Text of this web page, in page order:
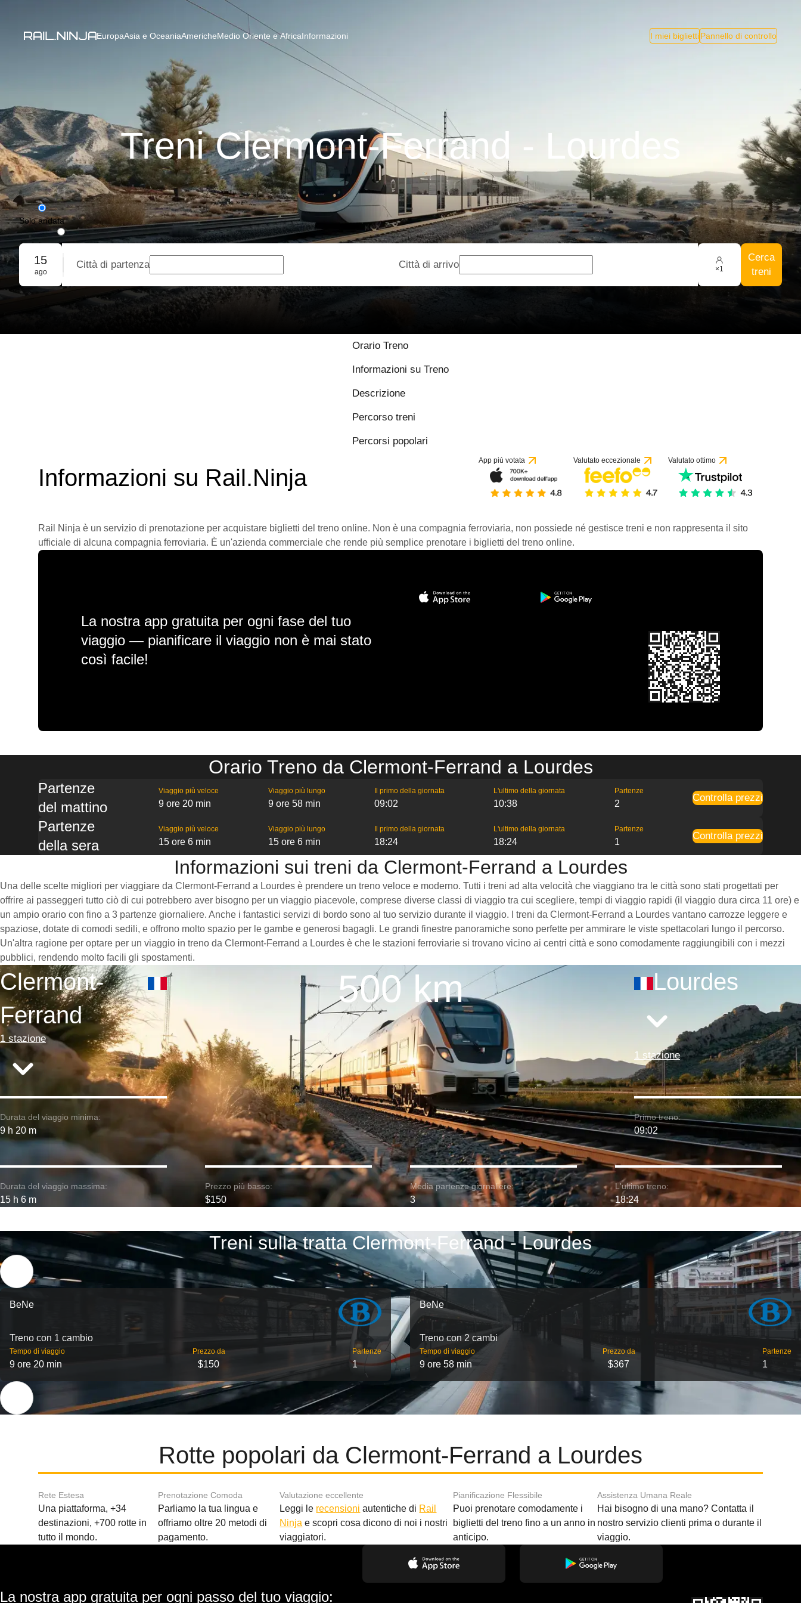
EuropaAsia e OceaniaAmericheMedio Oriente e AfricaInformazioni I miei bigliettiPannello di controllo
Treni Clermont-Ferrand - Lourdes
Solo andata
Andata e ritorno
Prenotazione di gruppo
15
ago
Città di partenza Città di arrivo ×1
Cerca
treni
Orario Treno
Informazioni su Treno
Descrizione
Percorso treni
Percorsi popolari
Informazioni su Rail.Ninja
App più votata Valutato eccezionale Valutato ottimo
Rail Ninja è un servizio di prenotazione per acquistare biglietti del treno online. Non è una compagnia ferroviaria, non possiede né gestisce treni e non rappresenta il sito
ufficiale di alcuna compagnia ferroviaria. È un'azienda commerciale che rende più semplice prenotare i biglietti del treno online.
La nostra app gratuita per ogni fase del tuo
viaggio — pianificare il viaggio non è mai stato
così facile!
Orario Treno da Clermont-Ferrand a Lourdes
Partenze
del mattino
Viaggio più veloce
9 ore 20 min
Viaggio più lungo
9 ore 58 min
Il primo della giornata
09:02
L'ultimo della giornata
10:38
Partenze
2
Controlla prezzi
Partenze
della sera
Viaggio più veloce
15 ore 6 min
Viaggio più lungo
15 ore 6 min
Il primo della giornata
18:24
L'ultimo della giornata
18:24
Partenze
1
Controlla prezzi
Informazioni sui treni da Clermont-Ferrand a Lourdes
Una delle scelte migliori per viaggiare da Clermont-Ferrand a Lourdes è prendere un treno veloce e moderno. Tutti i treni ad alta velocità che viaggiano tra le città sono stati progettati per
offrire ai passeggeri tutto ciò di cui potrebbero aver bisogno per un viaggio piacevole, comprese diverse classi di viaggio tra cui scegliere, tempi di viaggio rapidi (il viaggio dura circa 11 ore) e
un ampio orario con fino a 3 partenze giornaliere. Anche i fantastici servizi di bordo sono al tuo servizio durante il viaggio. I treni da Clermont-Ferrand a Lourdes vantano carrozze leggere e
spaziose, dotate di comodi sedili, e offrono molto spazio per le gambe e generosi bagagli. Le grandi finestre panoramiche sono perfette per ammirare le viste spettacolari lungo il percorso.
Un'altra ragione per optare per un viaggio in treno da Clermont-Ferrand a Lourdes è che le stazioni ferroviarie si trovano vicino ai centri città e sono comodamente raggiungibili con i mezzi
pubblici, rendendo molto facili gli spostamenti.
Clermont-
Ferrand
1 stazione
500 km Lourdes
1 stazione
Durata del viaggio minima:
9 h 20 m
Primo treno:
09:02
Durata del viaggio massima:
15 h 6 m
Prezzo più basso:
$150
Media partenze giornaliere:
3
L'ultimo treno:
18:24
Treni sulla tratta Clermont-Ferrand - Lourdes
BeNe
Treno con 1 cambio
Tempo di viaggio
9 ore 20 min
Prezzo da
$150
Partenze
1
BeNe
Treno con 2 cambi
Tempo di viaggio
9 ore 58 min
Prezzo da
$367
Partenze
1
Rotte popolari da Clermont-Ferrand a Lourdes
Rete Estesa
Una piattaforma, +34
destinazioni, +700 rotte in
tutto il mondo.
Prenotazione Comoda
Parliamo la tua lingua e
offriamo oltre 20 metodi di
pagamento.
Valutazione eccellente
Leggi le recensioni autentiche di Rail
Ninja e scopri cosa dicono di noi i nostri
viaggiatori.
Pianificazione Flessibile
Puoi prenotare comodamente i
biglietti del treno fino a un anno in
anticipo.
Assistenza Umana Reale
Hai bisogno di una mano? Contatta il
nostro servizio clienti prima o durante il
viaggio.
La nostra app gratuita per ogni passo del tuo viaggio: